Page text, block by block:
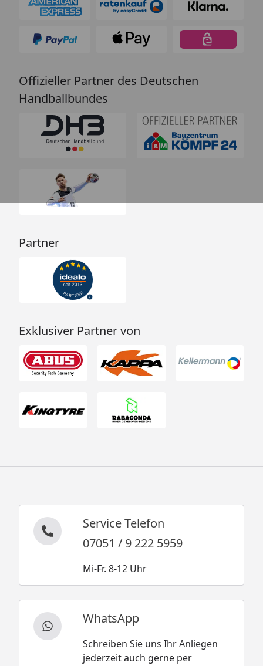
Offizieller Partner des Deutschen
Handballbundes
Partner
Exklusiver Partner von
Service Telefon
07051 / 9 222 5959
Mi-Fr. 8-12 Uhr
WhatsApp
Schreiben Sie uns Ihr Anliegen
jederzeit auch gerne per